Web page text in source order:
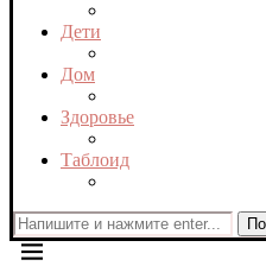
Дети
Дом
Здоровье
Таблоид